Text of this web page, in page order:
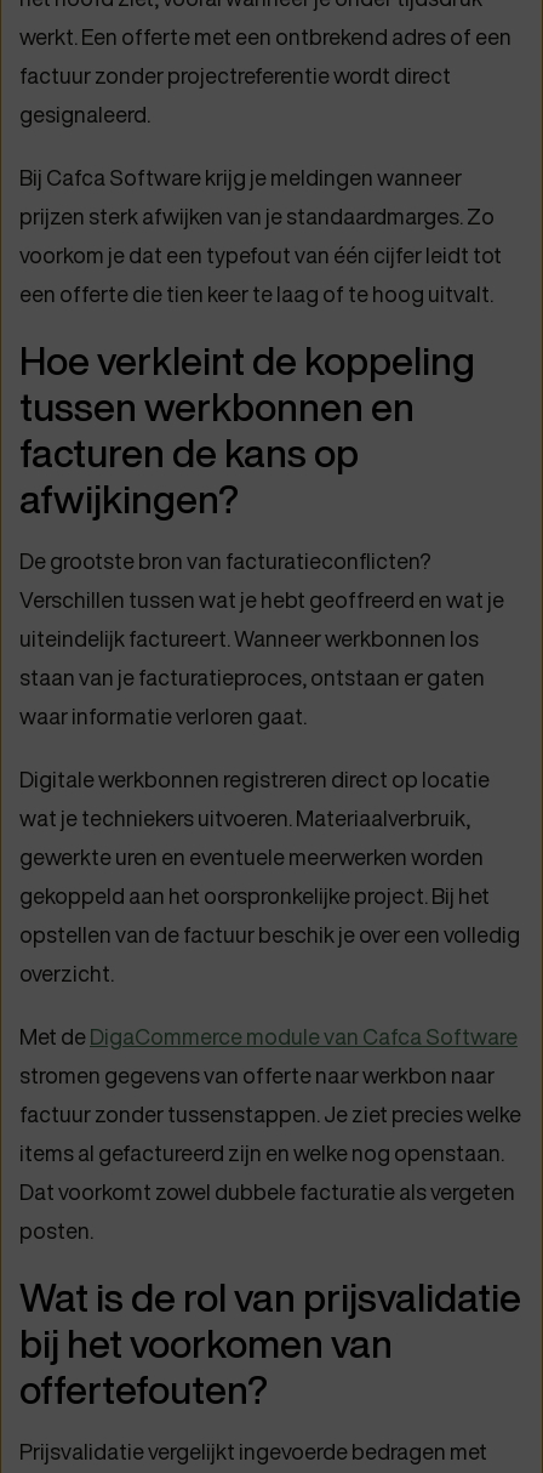
werkt. Een offerte met een ontbrekend adres of een
factuur zonder projectreferentie wordt direct
gesignaleerd.
Bij Cafca Software krijg je meldingen wanneer
prijzen sterk afwijken van je standaardmarges. Zo
voorkom je dat een typefout van één cijfer leidt tot
een offerte die tien keer te laag of te hoog uitvalt.
Hoe verkleint de koppeling
tussen werkbonnen en
facturen de kans op
afwijkingen?
De grootste bron van facturatieconflicten?
Verschillen tussen wat je hebt geoffreerd en wat je
uiteindelijk factureert. Wanneer werkbonnen los
staan van je facturatieproces, ontstaan er gaten
waar informatie verloren gaat.
Digitale werkbonnen registreren direct op locatie
wat je techniekers uitvoeren. Materiaalverbruik,
gewerkte uren en eventuele meerwerken worden
gekoppeld aan het oorspronkelijke project. Bij het
opstellen van de factuur beschik je over een volledig
overzicht.
Met deDigaCommerce module van Cafca Software
stromen gegevens van offerte naar werkbon naar
factuur zonder tussenstappen. Je ziet precies welke
items al gefactureerd zijn en welke nog openstaan.
Dat voorkomt zowel dubbele facturatie als vergeten
posten.
Wat is de rol van prijsvalidatie
bij het voorkomen van
offertefouten?
Prijsvalidatie vergelijkt ingevoerde bedragen met